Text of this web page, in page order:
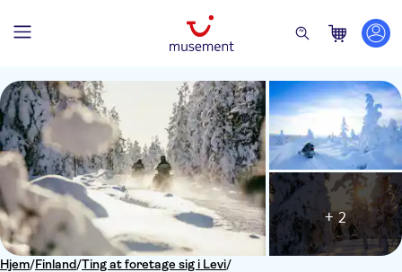
Hjem/Finland/Ting at foretage sig i Levi/
+ 2